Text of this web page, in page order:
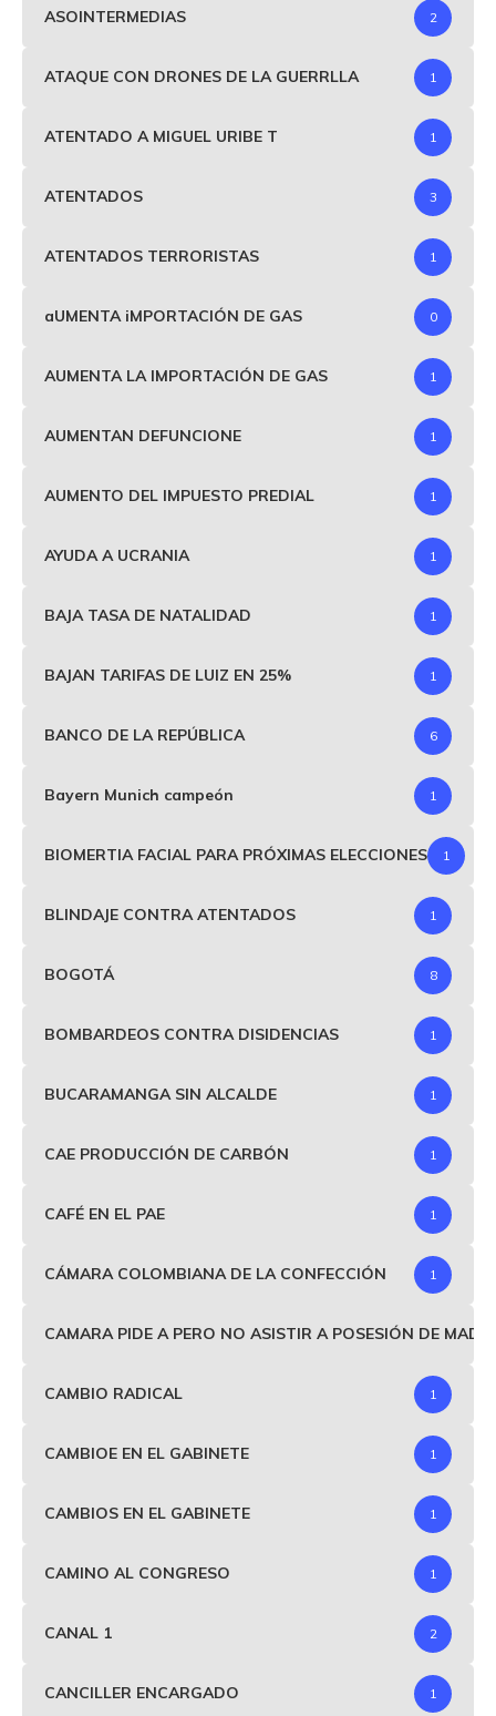
ASOINTERMEDIAS 2
ATAQUE CON DRONES DE LA GUERRLLA 1
ATENTADO A MIGUEL URIBE T 1
ATENTADOS 3
ATENTADOS TERRORISTAS 1
aUMENTA iMPORTACIÓN DE GAS 0
AUMENTA LA IMPORTACIÓN DE GAS 1
AUMENTAN DEFUNCIONE 1
AUMENTO DEL IMPUESTO PREDIAL 1
AYUDA A UCRANIA 1
BAJA TASA DE NATALIDAD 1
BAJAN TARIFAS DE LUIZ EN 25% 1
BANCO DE LA REPÚBLICA 6
Bayern Munich campeón 1
BIOMERTIA FACIAL PARA PRÓXIMAS ELECCIONES 1
BLINDAJE CONTRA ATENTADOS 1
BOGOTÁ 8
BOMBARDEOS CONTRA DISIDENCIAS 1
BUCARAMANGA SIN ALCALDE 1
CAE PRODUCCIÓN DE CARBÓN 1
CAFÉ EN EL PAE 1
CÁMARA COLOMBIANA DE LA CONFECCIÓN 1
CAMARA PIDE A PERO NO ASISTIR A POSESIÓN DE
CAMBIO RADICAL 1
CAMBIOE EN EL GABINETE 1
CAMBIOS EN EL GABINETE 1
CAMINO AL CONGRESO 1
CANAL 1 2
CANCILLER ENCARGADO 1